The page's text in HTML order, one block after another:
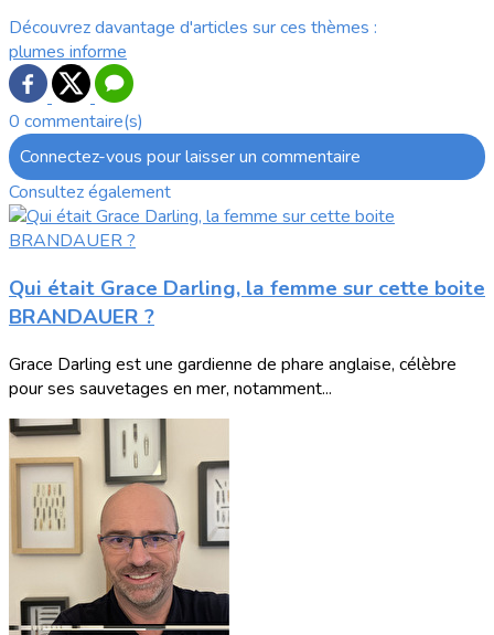
Découvrez davantage d'articles sur ces thèmes :
plumes informe
0 commentaire(s)
Connectez-vous pour laisser un commentaire
Consultez également
Qui était Grace Darling, la femme sur cette boite
BRANDAUER ?
Grace Darling est une gardienne de phare anglaise, célèbre
pour ses sauvetages en mer, notamment...